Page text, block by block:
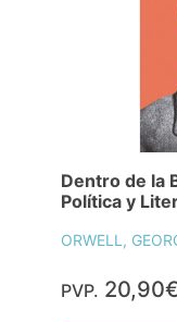
Dentro de la
Política y
ORWELL,
PVP. 20,90€